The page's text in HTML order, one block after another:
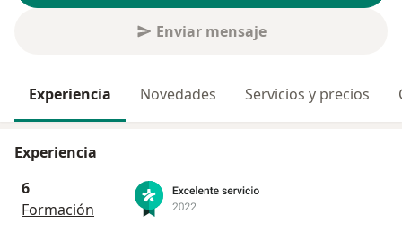
Enviar mensaje
Experiencia Novedades Servicios y precios
Experiencia
6
Formación